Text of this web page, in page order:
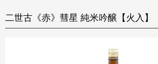
二世古《赤》彗星 純米吟醸【火入】